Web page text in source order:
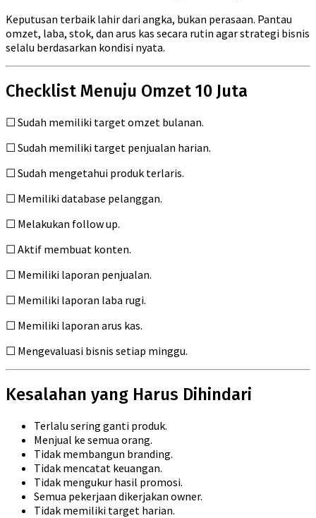
Keputusan terbaik lahir dari angka, bukan perasaan. Pantau
omzet, laba, stok, dan arus kas secara rutin agar strategi bisnis
selalu berdasarkan kondisi nyata.
Checklist Menuju Omzet 10 Juta
☐ Sudah memiliki target omzet bulanan.
☐ Sudah memiliki target penjualan harian.
☐ Sudah mengetahui produk terlaris.
☐ Memiliki database pelanggan.
☐ Melakukan follow up.
☐ Aktif membuat konten.
☐ Memiliki laporan penjualan.
☐ Memiliki laporan laba rugi.
☐ Memiliki laporan arus kas.
☐ Mengevaluasi bisnis setiap minggu.
Kesalahan yang Harus Dihindari
Terlalu sering ganti produk.
Menjual ke semua orang.
Tidak membangun branding.
Tidak mencatat keuangan.
Tidak mengukur hasil promosi.
Semua pekerjaan dikerjakan owner.
Tidak memiliki target harian.